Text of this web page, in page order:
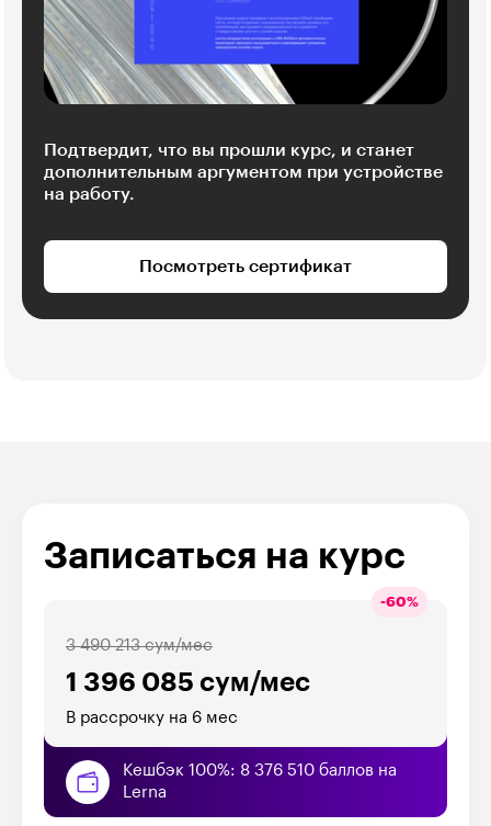
Подтвердит, что вы прошли курс, и станет
дополнительным аргументом при устройстве
на работу.
Посмотреть сертификат
Записаться на курс
-60%
1 396 085 сум/мес
3 490 213 сум/мес
В рассрочку на 6 мес
Кешбэк 100%: 8 376 510 баллов на
Lerna